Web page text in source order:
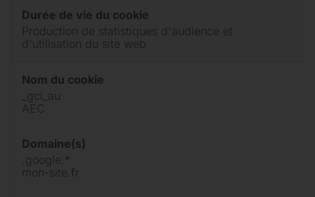
Durée de vie du cookie
Production de statistiques d'audience et
d'utilisation du site web
Nom du cookie
_gcl_au
AEC
Domaine(s)
.google.*
mon-site.fr